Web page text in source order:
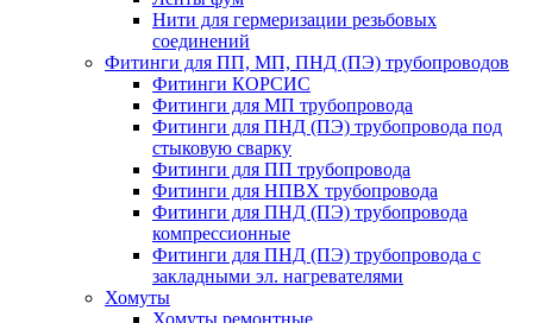
Нити для гермеризации резьбовых
соединений
Фитинги для ПП, МП, ПНД (ПЭ) трубопроводов
Фитинги КОРСИС
Фитинги для МП трубопровода
Фитинги для ПНД (ПЭ) трубопровода под
стыковую сварку
Фитинги для ПП трубопровода
Фитинги для НПВХ трубопровода
Фитинги для ПНД (ПЭ) трубопровода
компрессионные
Фитинги для ПНД (ПЭ) трубопровода с
закладными эл. нагревателями
Хомуты
Хомуты ремонтные